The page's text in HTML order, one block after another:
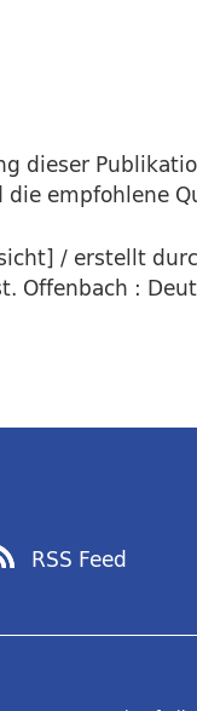
dieser
empfohlene
/ erstellt
Offenbach :
RSS Feed